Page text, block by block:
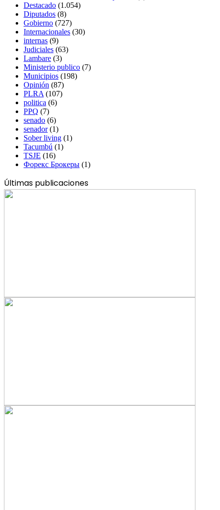
Destacado (1.054)
Diputados (8)
Gobierno (727)
Internacionales (30)
internas (9)
Judiciales (63)
Lambare (3)
Ministerio publico (7)
Municipios (198)
Opinión (87)
PLRA (107)
politica (6)
PPQ (7)
senado (6)
senador(1)
Sober living (1)
Tacumbú (1)
TSJE (16)
Форекс Брокеры (1)
Últimas publicaciones